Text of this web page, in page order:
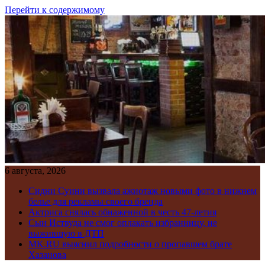
Перейти к содержимому
6 августа, 2026
Сидни Суини вызвала ажиотаж новыми фото в нижнем
белье для рекламы своего бренда
Актриса снялась обнаженной в честь 47-летия
Сын Иствуда не смог оплакать избранницу, не
выжившую в ДТП
MK.RU выяснил подробности о пропавшем брате
Хазанова